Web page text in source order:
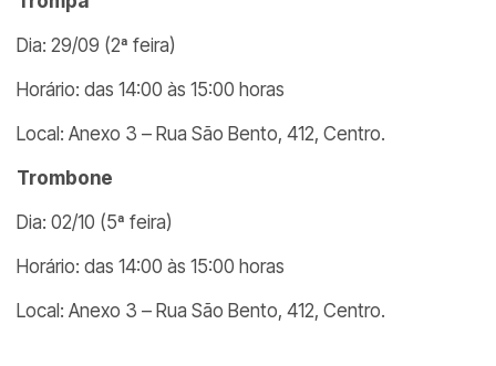
Dia: 29/09 (2ª feira)
Horário: das 14:00 às 15:00 horas
Local: Anexo 3 – Rua São Bento, 412, Centro.
Trombone
Dia: 02/10 (5ª feira)
Horário: das 14:00 às 15:00 horas
Local: Anexo 3 – Rua São Bento, 412, Centro.